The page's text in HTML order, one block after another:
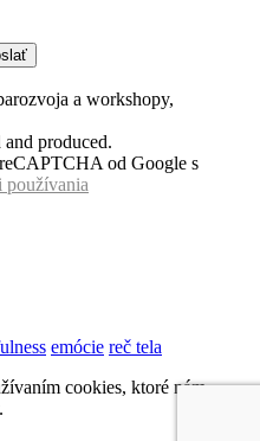
a workshopy,
produced.
od Google s
používania
emócie reč tela
cookies, ktoré nám